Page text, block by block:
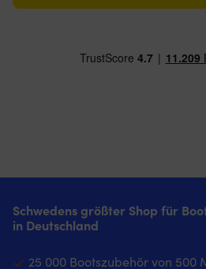
Schwedens größter Shop für
in Deutschland
25 000 Bootszubehör von 500